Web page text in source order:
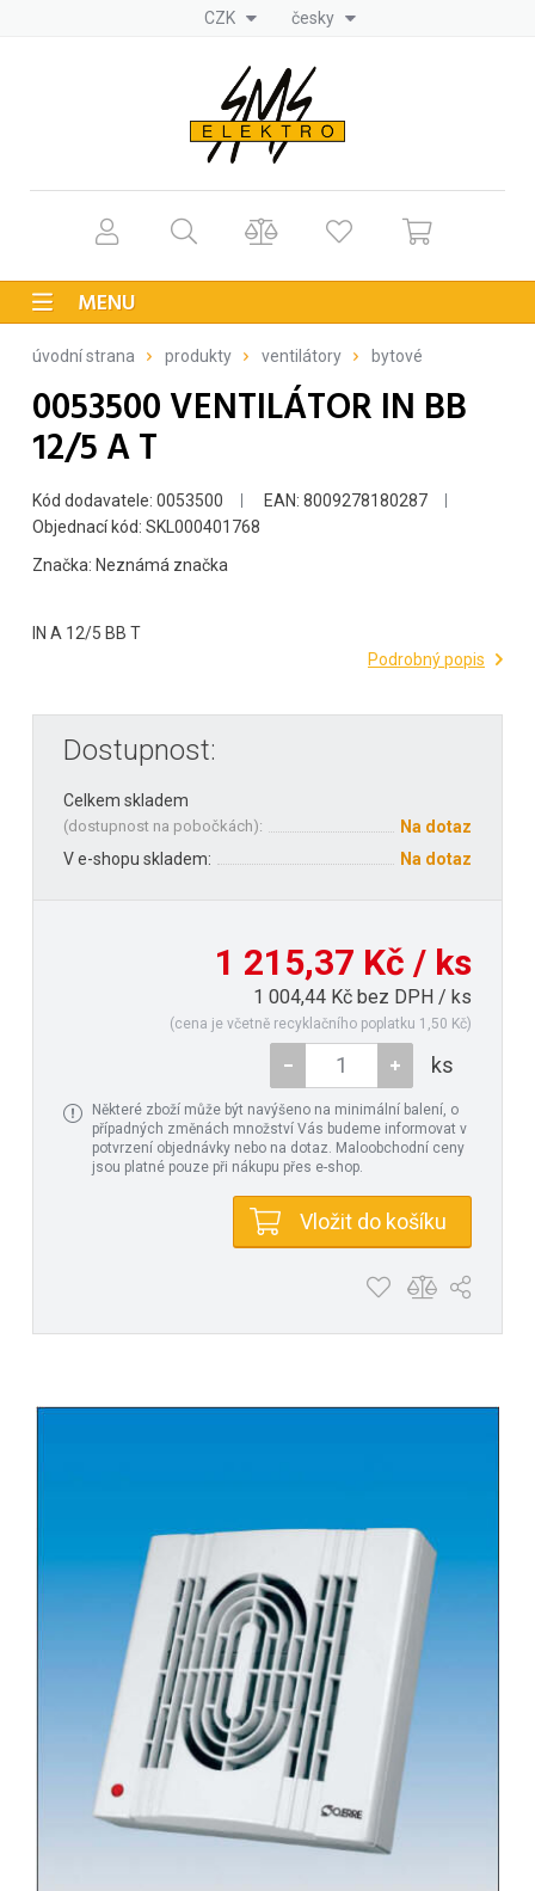
CZK česky
MENU
úvodní strana produkty ventilátory bytové
0053500 VENTILÁTOR IN BB
12/5 A T
Kód dodavatele: 0053500
EAN: 8009278180287
Objednací kód: SKL000401768
Značka: Neznámá značka
IN A 12/5 BB T
Podrobný popis
Dostupnost:
Celkem skladem
(dostupnost na pobočkách):
Na dotaz
V e-shopu skladem:
Na dotaz
1 215,37 Kč / ks
1 004,44 Kč bez DPH / ks
(cena je včetně recyklačního poplatku 1,50 Kč)
ks
Některé zboží může být navýšeno na minimální balení, o
případných změnách množství Vás budeme informovat v
potvrzení objednávky nebo na dotaz. Maloobchodní ceny
jsou platné pouze při nákupu přes e-shop.
Vložit do košíku